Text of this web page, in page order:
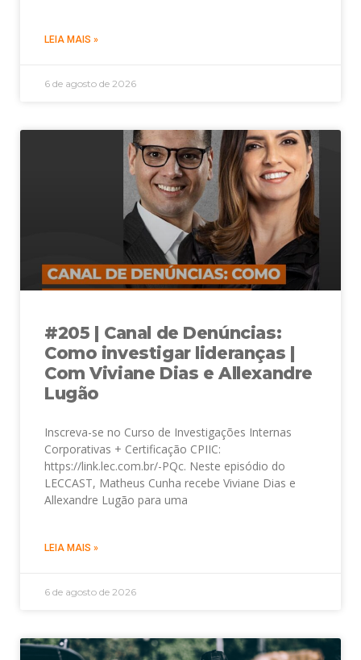
LEIA MAIS »
6 de agosto de 2026
#205 | Canal de Denúncias:
Como investigar lideranças |
Com Viviane Dias e Allexandre
Lugão
Inscreva-se no Curso de Investigações Internas
Corporativas + Certificação CPIIC:
https://link.lec.com.br/-PQc. Neste episódio do
LECCAST, Matheus Cunha recebe Viviane Dias e
Allexandre Lugão para uma
LEIA MAIS »
6 de agosto de 2026